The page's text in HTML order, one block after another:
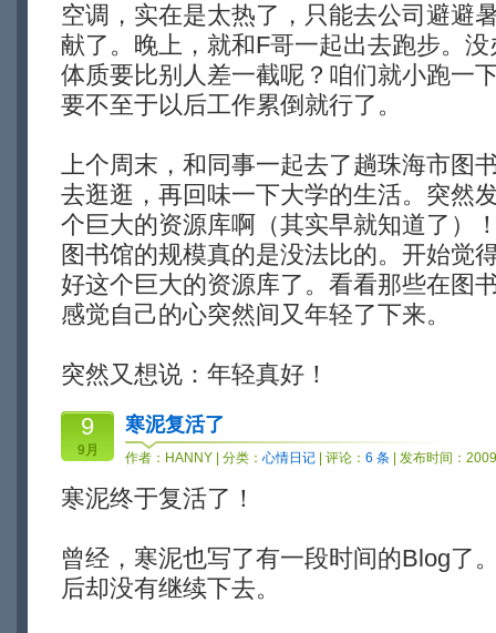
空调，实在是太热了，只能去公司避避
献了。晚上，就和F哥一起出去跑步。
体质要比别人差一截呢？咱们就小跑一
要不至于以后工作累倒就行了。
上个周末，和同事一起去了趟珠海市图
去逛逛，再回味一下大学的生活。突然
个巨大的资源库啊（其实早就知道了）
图书馆的规模真的是没法比的。开始觉
好这个巨大的资源库了。看看那些在图
感觉自己的心突然间又年轻了下来。
突然又想说：年轻真好！
9
9月
寒泥复活了
作者： HANNY | 分类： 心情日记 | 评论： 6 条 | 发布时间：
寒泥终于复活了！
曾经，寒泥也写了有一段时间的Blog了
后却没有继续下去。